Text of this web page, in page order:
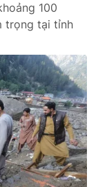
100
trọng tại tỉnh